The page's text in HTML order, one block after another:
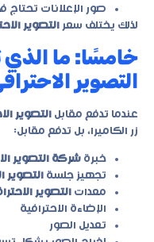
صور الإعلانات تحتاج
لذلك يختلف سعر التصوير
خامسًا: ما الذي
التصوير
عندما تدفع مقابل التصوير
زر الكاميرا، بل تدفع مقابل:
خبرة شركة التصوير
تجهيز جلسة التصوير
معدات التصوير
الإضاءة الاحترافية
تعديل الصور